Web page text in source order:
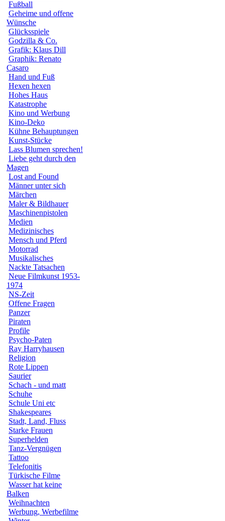
Fußball
Geheime und offene
Wünsche
Glücksspiele
Godzilla & Co.
Grafik: Klaus Dill
Graphik: Renato
Casaro
Hand und Fuß
Hexen hexen
Hohes Haus
Katastrophe
Kino und Werbung
Kino-Deko
Kühne Behauptungen
Kunst-Stücke
Lass Blumen sprechen!
Liebe geht durch den
Magen
Lost and Found
Männer unter sich
Märchen
Maler & Bildhauer
Maschinenpistolen
Medien
Medizinisches
Mensch und Pferd
Motorrad
Musikalisches
Nackte Tatsachen
Neue Filmkunst 1953-
1974
NS-Zeit
Offene Fragen
Panzer
Piraten
Profile
Psycho-Paten
Ray Harryhausen
Religion
Rote Lippen
Saurier
Schach - und matt
Schuhe
Schule Uni etc
Shakespeares
Stadt, Land, Fluss
Starke Frauen
Superhelden
Tanz-Vergnügen
Tattoo
Telefonitis
Türkische Filme
Wasser hat keine
Balken
Weihnachten
Werbung, Werbefilme